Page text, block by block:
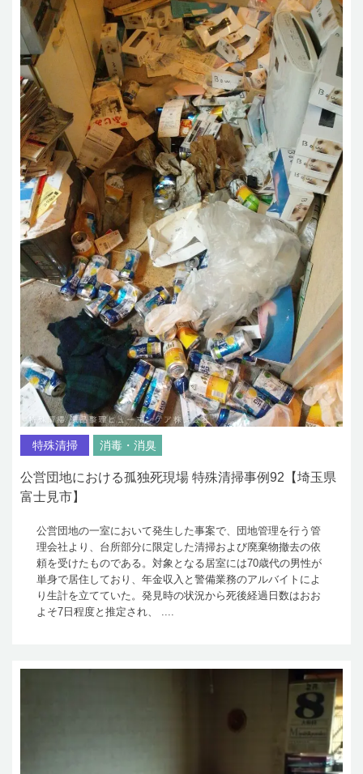
特殊清掃 消毒・消臭
公営団地における孤独死現場 特殊清掃事例92【埼玉県
富士見市】
公営団地の一室において発生した事案で、団地管理を行う管
理会社より、台所部分に限定した清掃および廃棄物撤去の依
頼を受けたものである。対象となる居室には70歳代の男性が
単身で居住しており、年金収入と警備業務のアルバイトによ
り生計を立てていた。発見時の状況から死後経過日数はおお
よそ7日程度と推定され、 ....